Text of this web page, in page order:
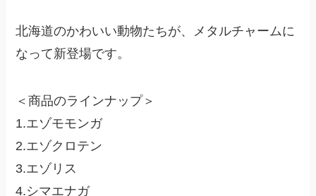
北海道のかわいい動物たちが、メタルチャームに
なって新登場です。
＜商品のラインナップ＞
1.エゾモモンガ
2.エゾクロテン
3.エゾリス
4.シマエナガ